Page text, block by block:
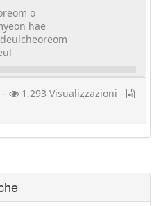
o
hae
-
1,293 Visualizzazioni -